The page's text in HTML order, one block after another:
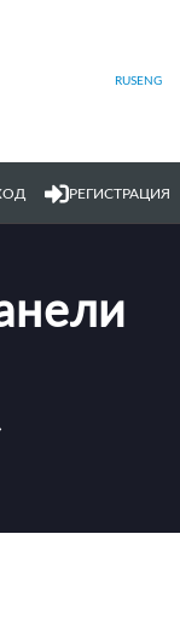
RUS ENG
РЕГИСТРАЦИЯ